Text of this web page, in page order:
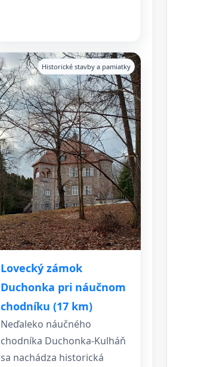
Lovecký zámok
Duchonka pri náučnom
chodníku (17 km)
Historické stavby a pamiatky
Neďaleko náučného
chodníka Duchonka-Kulháň
sa nachádza historická